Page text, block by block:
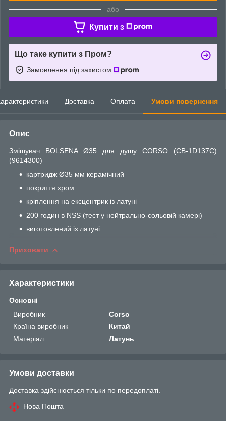
або
Купити з
Що таке купити з Пром?
Замовлення під захистом
Доставка Оплата Умови повернення
Опис
Змішувач BOLSENA Ø35 для душу CORSO (CB-1D137C)
(9614300)
картридж Ø35 мм керамічний
покриття хром
кріплення на ексцентрик із латуні
200 годин в NSS (тест у нейтрально-сольовій камері)
виготовлений із латуні
Приховати
Характеристики
Основні
Виробник
Corso
Країна виробник
Китай
Матеріал
Латунь
Умови доставки
Доставка здійснюється тільки по передоплаті.
Нова Пошта